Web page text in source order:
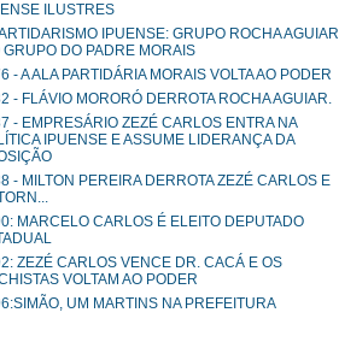
ILUSTRES
IPUENSE: GRUPO ROCHA AGUIAR
GRUPO DO PADRE MORAIS
- A ALA PARTIDÁRIA MORAIS VOLTA AO PODER
- FLÁVIO MORORÓ DERROTA ROCHA AGUIAR.
- EMPRESÁRIO ZEZÉ CARLOS ENTRA NA
IPUENSE E ASSUME LIDERANÇA DA
- MILTON PEREIRA DERROTA ZEZÉ CARLOS E
MARCELO CARLOS É ELEITO DEPUTADO
ZEZÉ CARLOS VENCE DR. CACÁ E OS
VOLTAM AO PODER
UM MARTINS NA PREFEITURA